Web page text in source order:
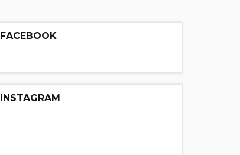
FACEBOOK
INSTAGRAM